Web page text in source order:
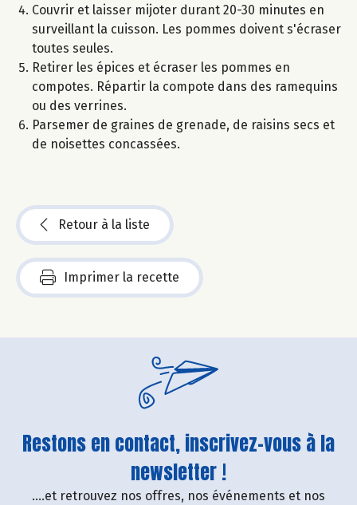
Couvrir et laisser mijoter durant 20-30 minutes en
surveillant la cuisson. Les pommes doivent s'écraser
toutes seules.
Retirer les épices et écraser les pommes en
compotes. Répartir la compote dans des ramequins
ou des verrines.
Parsemer de graines de grenade, de raisins secs et
de noisettes concassées.
Retour à la liste
Imprimer la recette
Restons en contact, inscrivez-vous à la
newsletter !
....et retrouvez nos offres, nos événements et nos